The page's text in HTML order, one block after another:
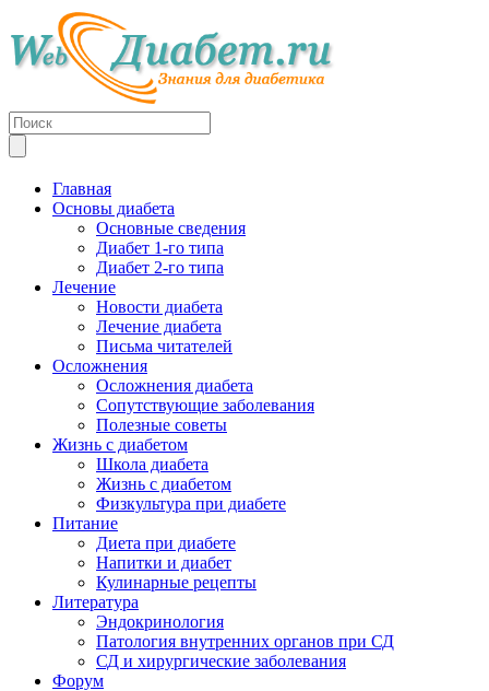
Главная
Основы диабета
Основные сведения
Диабет 1-го типа
Диабет 2-го типа
Лечение
Новости диабета
Лечение диабета
Письма читателей
Осложнения
Осложнения диабета
Сопутствующие заболевания
Полезные советы
Жизнь с диабетом
Школа диабета
Жизнь с диабетом
Физкультура при диабете
Питание
Диета при диабете
Напитки и диабет
Кулинарные рецепты
Литература
Эндокринология
Патология внутренних органов при СД
СД и хирургические заболевания
Форум